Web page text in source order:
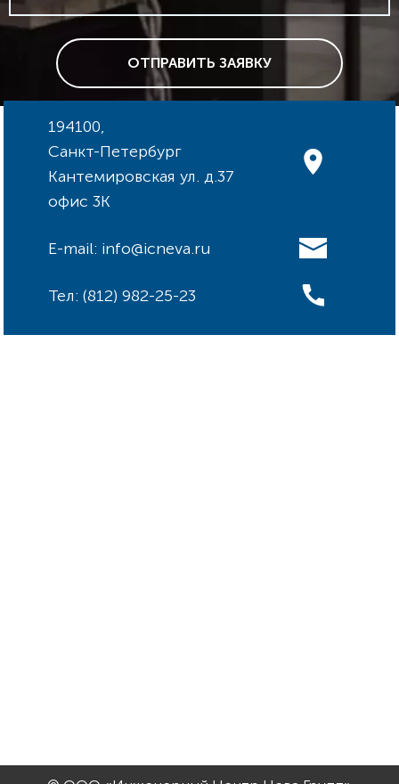
ОТПРАВИТЬ ЗАЯВКУ
194100,
Санкт-Петербург
Кантемировская ул. д.37
офис 3К
E-mail: info@icneva.ru
Тел: (812) 982-25-23